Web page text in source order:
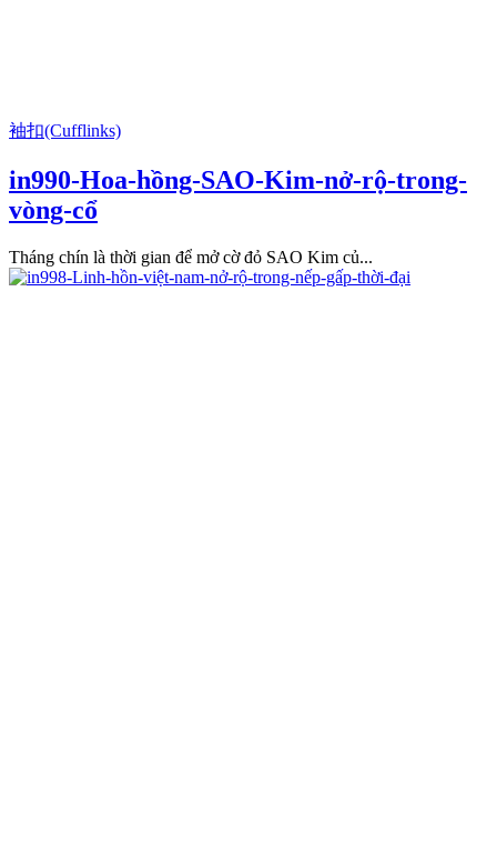
袖扣(Cufflinks)
in990-Hoa-hồng-SAO-Kim-nở-rộ-trong-
vòng-cổ
Tháng chín là thời gian để mở cờ đỏ SAO Kim củ...